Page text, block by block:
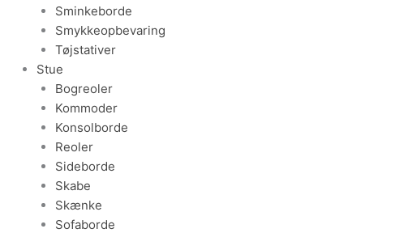
Sminkeborde
Smykkeopbevaring
Tøjstativer
Stue
Bogreoler
Kommoder
Konsolborde
Reoler
Sideborde
Skabe
Skænke
Sofaborde